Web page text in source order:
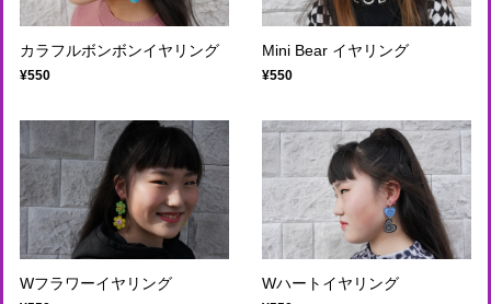
カラフルボンボンイヤリング
¥550
Mini Bear イヤリング
¥550
Wフラワーイヤリング Wハートイヤリング